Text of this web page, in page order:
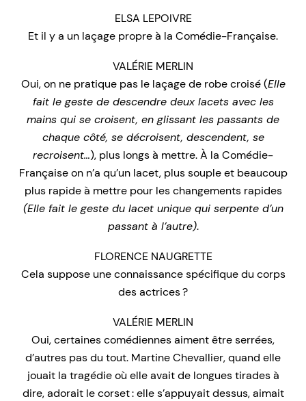
ELSA LEPOIVRE
Et il y a un laçage propre à la Comédie-Française.
VALÉRIE MERLIN
Oui, on ne pratique pas le laçage de robe croisé (Elle
fait le geste de descendre deux lacets avec les
mains qui se croisent, en glissant les passants de
chaque côté, se décroisent, descendent, se
recroisent…), plus longs à mettre. À la Comédie-
Française on n’a qu’un lacet, plus souple et beaucoup
plus rapide à mettre pour les changements rapides
(Elle fait le geste du lacet unique qui serpente d’un
passant à l’autre).
FLORENCE NAUGRETTE
Cela suppose une connaissance spécifique du corps
des actrices ?
VALÉRIE MERLIN
Oui, certaines comédiennes aiment être serrées,
d’autres pas du tout. Martine Chevallier, quand elle
jouait la tragédie où elle avait de longues tirades à
dire, adorait le corset : elle s’appuyait dessus, aimait